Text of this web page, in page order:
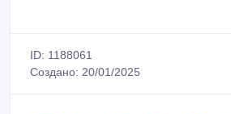
ID: 1188061
Создано: 20/01/2025